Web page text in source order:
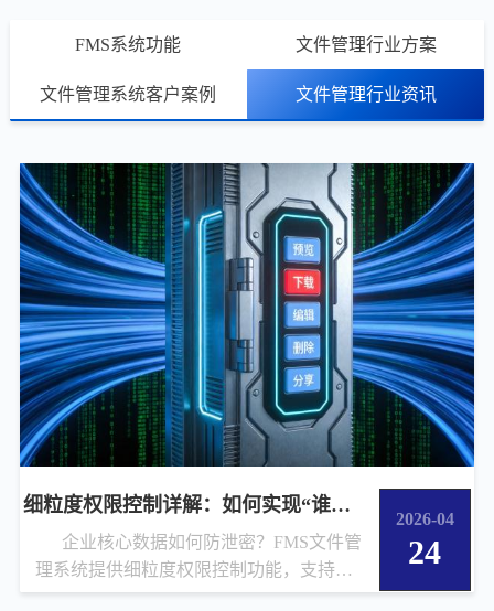
FMS系统功能 文件管理行业方案
文件管理系统客户案例 文件管理行业资讯
细粒度权限控制详解：如何实现“谁可见、谁
企业核心数据如何防泄密？FMS文件管
理系统提供细粒度权限控制功能，支持预
览、下载、编辑、删除等十几种...
2026-04
24